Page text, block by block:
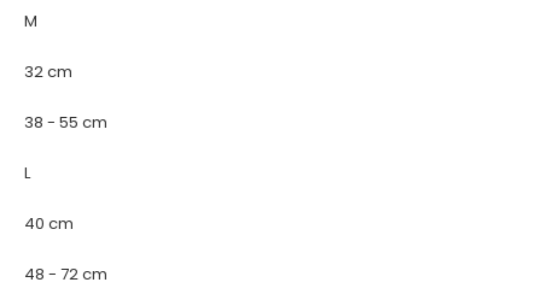
M
32 cm
38 - 55 cm
L
40 cm
48 - 72 cm